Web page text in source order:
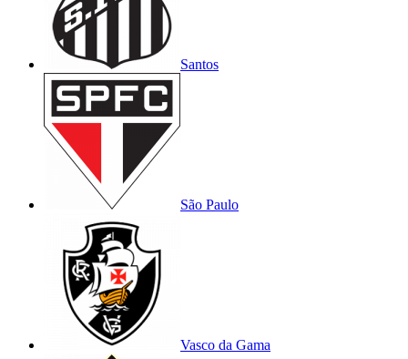
Santos
São Paulo
Vasco da Gama